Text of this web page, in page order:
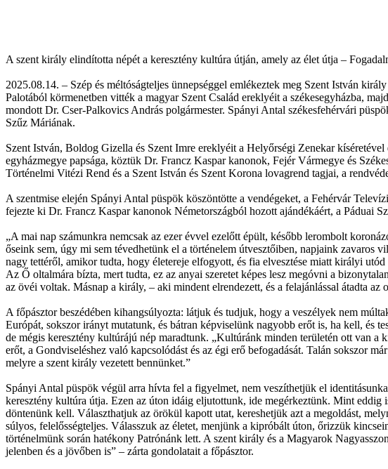
A szent király elindította népét a keresztény kultúra útján, amely az élet útja –
2025.08.14. – Szép és méltóságteljes ünnepséggel emlékeztek meg Szent István
Palotából körmenetben vitték a magyar Szent Család ereklyéit a székesegyházba,
mondott Dr. Cser-Palkovics András polgármester. Spányi Antal székesfehérvári
Szűz Máriának.
Szent István, Boldog Gizella és Szent Imre ereklyéit a Helyőrségi Zenekar
egyházmegye papsága, köztük Dr. Francz Kaspar kanonok, Fejér Vármegye és
Történelmi Vitézi Rend és a Szent István és Szent Korona lovagrend tagjai, a
A szentmise elején Spányi Antal püspök köszöntötte a vendégeket, a Fehérvár
fejezte ki Dr. Francz Kaspar kanonok Németországból hozott ajándékáért, a Páduai
„A mai nap számunkra nemcsak az ezer évvel ezelőtt épült, később lerombolt
őseink sem, úgy mi sem tévedhetünk el a történelem útvesztőiben, napjaink zavaros
nagy tettéről, amikor tudta, hogy életereje elfogyott, és fia elvesztése miatt királyi
Az Ő oltalmára bízta, mert tudta, ez az anyai szeretet képes lesz megóvni a
az övéi voltak. Másnap a király, – aki mindent elrendezett, és a felajánlással átadta
A főpásztor beszédében kihangsúlyozta: látjuk és tudjuk, hogy a veszélyek nem
Európát, sokszor irányt mutatunk, és bátran képviselünk nagyobb erőt is, ha kell, és
de mégis keresztény kultúrájú nép maradtunk. „Kultúránk minden területén ott van
erőt, a Gondviseléshez való kapcsolódást és az égi erő befogadását. Talán sokszor
melyre a szent király vezetett bennünket.”
Spányi Antal püspök végül arra hívta fel a figyelmet, nem veszíthetjük el
keresztény kultúra útja. Ezen az úton idáig eljutottunk, ide megérkeztünk. Mint
döntenünk kell. Választhatjuk az örökül kapott utat, kereshetjük azt a megoldást,
súlyos, felelősségteljes. Válasszuk az életet, menjünk a kipróbált úton, őrizzük
történelmünk során hatékony Patrónánk lett. A szent király és a Magyarok
jelenben és a jövőben is” – zárta gondolatait a főpásztor.